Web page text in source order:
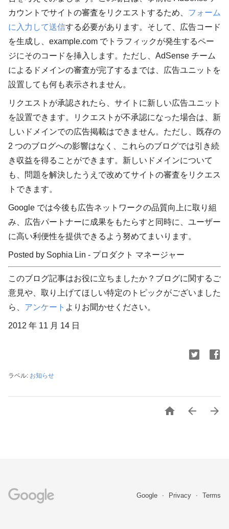
カウントでサイトの審査をリクエストするため、 フォーム
に入力して送信する必要があります。そして、広告コード
を生成し、example.com でトラフィックが発生するペー
ジにそのコードを挿入します。ただし、AdSense チーム
によるドメインの審査が完了するまでは、広告ユニットを
設置しても何も表示されません。
リクエストが承認されたら、サイトに新しい広告ユニット
を設置できます。リクエストが不承認になった場合は、新
しいドメインでの広告掲載はできません。ただし、既存の
2 つのブログへの影響はなく、これらのブログでは引き続
き収益を得ることができます。新しいドメインについて
も、問題を解決したうえで改めてサイトの審査をリクエス
トできます。
Google では今後も広告ネットワークの品質向上に取り組
み、広告パートナーに成果をもたらすと同時に、ユーザー
に高い利便性を提供できるよう努めてまいります。
Posted by Sophia Lin - プロダクト マネージャー
このブログ記事はお役に立ちましたか？ブログに関するご
意見や、取り上げてほしい特定のトピックがございました
ら、 アンケート よりお聞かせください。
2012 年 11 月 14 日
ラベル: お知らせ
  
Google Privacy Terms